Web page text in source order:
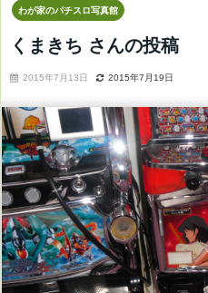
わが家のパチスロ写真館
くまきち さんの投稿
2015年7月13日 2015年7月19日